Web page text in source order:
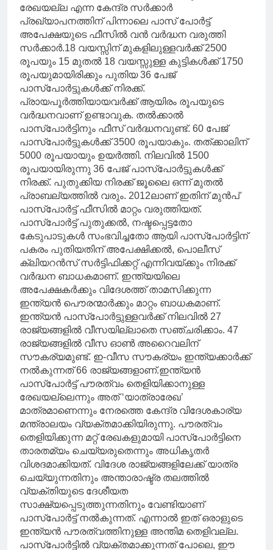
രേഖയല്ല എന്ന കേന്ദ്ര സർക്കാർ
പ്രഖ്യാപനത്തിന് പിന്നാലെ പാസ് പോർട്ട്
അപേക്ഷയുടെ ഫീസിൽ വൻ വർദ്ധന വരുത്തി
സർക്കാർ.18 വയസ്സിന് മുകളിലുള്ളവർക്ക് 2500
രൂപയും 15 മുതൽ 18 വയസ്സുള്ള കുട്ടികൾക്ക് 1750
രൂപയുമായിരിക്കും പുതിയ 36 പേജ്
പാസ്പോർട്ടുകൾക്ക് നിരക്ക്.
പ്രായപൂർത്തിയായവർക്ക് ആയിരം രൂപയുടെ
വർദ്ധനവാണ് ഉണ്ടാവുക. തൽക്കാൽ
പാസ്പോർട്ടിനും ഫീസ് വർദ്ധനവുണ്ട്. 60 പേജ്
പാസ്പോർട്ടുകൾക്ക് 3500 രൂപയാകും. തത്ക്കാലിന്
5000 രൂപയായും ഉയർത്തി. നിലവിൽ 1500
രൂപയായിരുന്നു 36 പേജ് പാസ്പോർട്ടുകൾക്ക്
നിരക്ക്. പുതുക്കിയ നിരക്ക് ജൂലൈ ഒന്ന് മുതൽ
പ്രാബല്യത്തിൽ വരും. 2012ലാണ് ഇതിന് മുൻപ്
പാസ്പോർട്ട് ഫീസിൽ മാറ്റം വരുത്തിയത്.
പാസ്പോർട്ട് പുതുക്കൽ, നഷ്ടപ്പെട്ടതോ
കേടുപാടുകൾ സംഭവിച്ചതോ ആയി പാസ്പോർട്ടിന്
പകരം പുതിയതിന് അപേക്ഷിക്കൽ, പൊലീസ്
ക്ലിയറൻസ് സർട്ടിഫിക്കറ്റ് എന്നിവയ്ക്കും നിരക്ക്
വർദ്ധന ബാധകമാണ്. ഇന്ത്യയിലെ
അപേക്ഷകർക്കും വിദേശത്ത് താമസിക്കുന്ന
ഇന്ത്യൻ പൌരന്മാർക്കും മാറ്റം ബാധകമാണ്.
ഇന്ത്യൻ പാസ്പോർട്ടുള്ളവർക്ക് നിലവിൽ 27
രാജ്യങ്ങളിൽ വീസയില്ലാതെ സഞ്ചരിക്കാം. 47
രാജ്യങ്ങളിൽ വീസ ഓൺ അറൈവലിന്
സൗകര്യമുണ്ട്. ഇ-വീസ സൗകര്യം ഇന്ത്യക്കാർക്ക്
നൽകുന്നത് 66 രാജ്യങ്ങളാണ്.ഇന്ത്യൻ
പാസ്‌പോർട്ട് പൗരത്വം തെളിയിക്കാനുള്ള
രേഖയല്ലെന്നും അത് ‘യാത്രാരേഖ’
മാത്രമാണെന്നും നേരത്തെ കേന്ദ്ര വിദേശകാര്യ
മന്ത്രാലയം വ്യക്തമാക്കിയിരുന്നു. പൗരത്വം
തെളിയിക്കുന്ന മറ്റ് രേഖകളുമായി പാസ്‌പോർട്ടിനെ
താരതമ്യം ചെയ്യരുതെന്നും അധികൃതർ
വിശദമാക്കിയത്. വിദേശ രാജ്യങ്ങളിലേക്ക് യാത്ര
ചെയ്യുന്നതിനും അന്താരാഷ്ട്ര തലത്തിൽ
വ്യക്തിയുടെ ദേശീയത
സാക്ഷ്യപ്പെടുത്തുന്നതിനും വേണ്ടിയാണ്
പാസ്‌പോർട്ട് നൽകുന്നത്. എന്നാൽ ഇത് ഒരാളുടെ
ഇന്ത്യൻ പൗരത്വത്തിനുള്ള അന്തിമ തെളിവല്ല.
പാസ്‌പോർട്ടിൽ വ്യക്തമാക്കുന്നത് പോലെ, ഈ